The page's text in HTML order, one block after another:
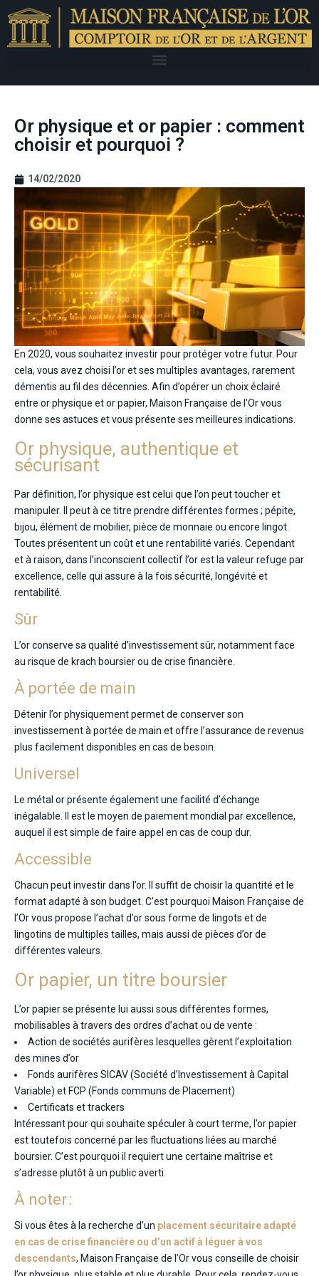
Or physique et or papier : comment
choisir et pourquoi ?
14/02/2020
En 2020, vous souhaitez investir pour protéger votre futur. Pour
cela, vous avez choisi l’or et ses multiples avantages, rarement
démentis au fil des décennies. Afin d’opérer un choix éclairé
entre or physique et or papier, Maison Française de l’Or vous
donne ses astuces et vous présente ses meilleures indications.
Or physique, authentique et
sécurisant
Par définition, l’or physique est celui que l’on peut toucher et
manipuler. Il peut à ce titre prendre différentes formes ; pépite,
bijou, élément de mobilier, pièce de monnaie ou encore lingot.
Toutes présentent un coût et une rentabilité variés. Cependant
et à raison, dans l’inconscient collectif l’or est la valeur refuge par
excellence, celle qui assure à la fois sécurité, longévité et
rentabilité.
Sûr
L’or conserve sa qualité d’investissement sûr, notamment face
au risque de krach boursier ou de crise financière.
À portée de main
Détenir l’or physiquement permet de conserver son
investissement à portée de main et offre l’assurance de revenus
plus facilement disponibles en cas de besoin.
Universel
Le métal or présente également une facilité d’échange
inégalable. Il est le moyen de paiement mondial par excellence,
auquel il est simple de faire appel en cas de coup dur.
Accessible
Chacun peut investir dans l’or. Il suffit de choisir la quantité et le
format adapté à son budget. C’est pourquoi Maison Française de
l’Or vous propose l’achat d’or sous forme de lingots et de
lingotins de multiples tailles, mais aussi de pièces d’or de
différentes valeurs.
Or papier, un titre boursier
L’or papier se présente lui aussi sous différentes formes,
mobilisables à travers des ordres d’achat ou de vente :
Action de sociétés aurifères lesquelles gèrent l’exploitation
des mines d’or
Fonds aurifères SICAV (Société d’Investissement à Capital
Variable) et FCP (Fonds communs de Placement)
Certificats et trackers
Intéressant pour qui souhaite spéculer à court terme, l’or papier
est toutefois concerné par les fluctuations liées au marché
boursier. C’est pourquoi il requiert une certaine maîtrise et
s’adresse plutôt à un public averti.
À noter :
Si vous êtes à la recherche d’un placement sécuritaire adapté
en cas de crise financière ou d’un actif à léguer à vos
descendants, Maison Française de l’Or vous conseille de choisir